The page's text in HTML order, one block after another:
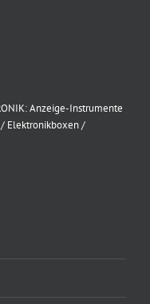
Anzeige-Instrumente
/ Elektronikboxen /